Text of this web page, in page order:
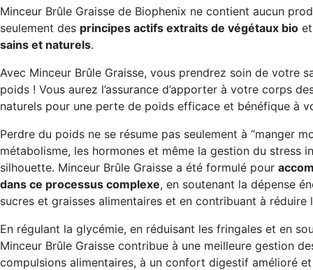
Minceur Brûle Graisse de Biophenix ne contient aucun
seulement des principes actifs extraits de végétaux bio
sains et naturels.
Avec Minceur Brûle Graisse, vous prendrez soin de votre
poids ! Vous aurez l’assurance d’apporter à votre corps
naturels pour une perte de poids efficace et bénéfique à
Perdre du poids ne se résume pas seulement à “manger
métabolisme, les hormones et même la gestion du stress
silhouette. Minceur Brûle Graisse a été formulé pour
dans ce processus complexe, en soutenant la dépense
sucres et graisses alimentaires et en contribuant à réduire
En régulant la glycémie, en réduisant les fringales et en
Minceur Brûle Graisse contribue à une meilleure gestion
compulsions alimentaires, à un confort digestif amélioré et